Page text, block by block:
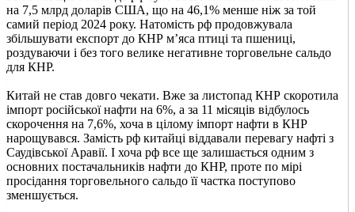
на 7,5 млрд доларів США, що на 46,1% менше ніж за той
самий період 2024 року. Натомість рф продовжувала
збільшувати експорт до КНР м’яса птиці та пшениці,
роздуваючи і без того велике негативне торговельне сальдо
для КНР.
Китай не став довго чекати. Вже за листопад КНР скоротила
імпорт російської нафти на 6%, а за 11 місяців відбулось
скорочення на 7,6%, хоча в цілому імпорт нафти в КНР
нарощувався. Замість рф китайці віддавали перевагу нафті з
Саудівської Аравії. І хоча рф все ще залишається одним з
основних постачальників нафти до КНР, проте по мірі
просідання торговельного сальдо її частка поступово
зменшується.